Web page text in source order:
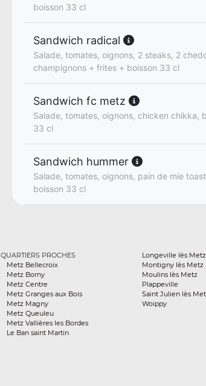
boisson 33 cl
Sandwich radical
Salade, tomates, oignons, 2 steaks, 2
champignons + frites + boisson 33 cl
Sandwich fc metz
Salade, tomates, oignons, chicken chikka,
33 cl
Sandwich hummer
Salade, tomates, oignons, pain de mie
boisson 33 cl
QUARTIERS PROCHES
Metz Bellecroix
Metz Borny
Metz Centre
Metz Granges aux Bois
Metz Magny
Metz Queuleu
Metz Vallières les Bordes
Le Ban saint Martin
Longeville lès Metz
Montigny lès Metz
Moulins lès Metz
Plappeville
Saint Julien lès
Woippy